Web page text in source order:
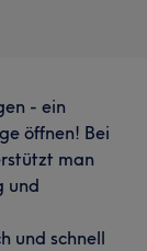
- ein
öffnen! Bei
man
und
und schnell